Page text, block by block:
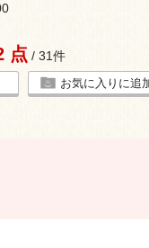
点 / 31件
お気に入りに追